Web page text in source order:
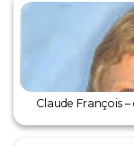
Claude François –